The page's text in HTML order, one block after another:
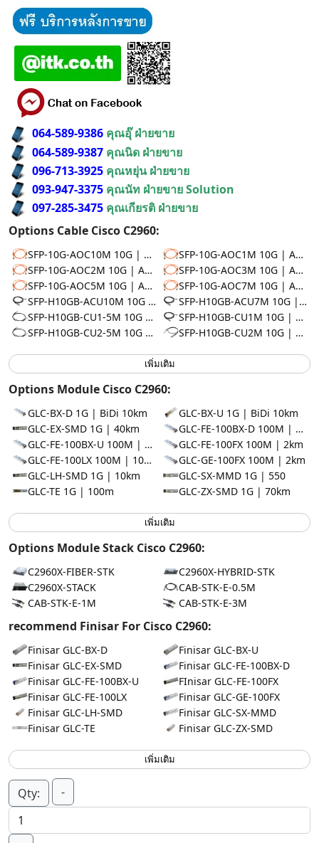
064-589-9386 คุณอุ๊ ฝ่ายขาย
064-589-9387 คุณนิด ฝ่ายขาย
096-713-3925 คุณหยุ่น ฝ่ายขาย
093-947-3375 คุณนัท ฝ่ายขาย Solution
097-285-3475 คุณเกียรติ ฝ่ายขาย
Options Cable Cisco C2960:
SFP-10G-AOC10M 10G | AOC 10m
SFP-10G-AOC1M 10G | AOC 1m
SFP-10G-AOC2M 10G | AOC 2m
SFP-10G-AOC3M 10G | AOC 3m
SFP-10G-AOC5M 10G | AOC 5m
SFP-10G-AOC7M 10G | AOC 7m
SFP-H10GB-ACU10M 10G | DAC 10m
SFP-H10GB-ACU7M 10G | DAC 7m
SFP-H10GB-CU1-5M 10G | DAC 1.5m
SFP-H10GB-CU1M 10G | DAC 1m
SFP-H10GB-CU2-5M 10G | DAC 2.5m
SFP-H10GB-CU2M 10G | DAC 2m
เพิ่มเติม
Options Module Cisco C2960:
GLC-BX-D 1G | BiDi 10km
GLC-BX-U 1G | BiDi 10km
GLC-EX-SMD 1G | 40km
GLC-FE-100BX-D 100M | BiDi 10km
GLC-FE-100BX-U 100M | BiDi 10km
GLC-FE-100FX 100M | 2km
GLC-FE-100LX 100M | 10km
GLC-GE-100FX 100M | 2km
GLC-LH-SMD 1G | 10km
GLC-SX-MMD 1G | 550
GLC-TE 1G | 100m
GLC-ZX-SMD 1G | 70km
เพิ่มเติม
Options Module Stack Cisco C2960:
C2960X-FIBER-STK
C2960X-HYBRID-STK
C2960X-STACK
CAB-STK-E-0.5M
CAB-STK-E-1M
CAB-STK-E-3M
recommend Finisar For Cisco C2960:
Finisar GLC-BX-D
Finisar GLC-BX-U
Finisar GLC-EX-SMD
Finisar GLC-FE-100BX-D
Finisar GLC-FE-100BX-U
FInisar GLC-FE-100FX
Finisar GLC-FE-100LX
Finisar GLC-GE-100FX
Finisar GLC-LH-SMD
Finisar GLC-SX-MMD
Finisar GLC-TE
Finisar GLC-ZX-SMD
เพิ่มเติม
Qty: -